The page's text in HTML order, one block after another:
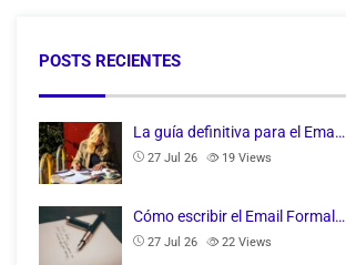
POSTS RECIENTES
La guía definitiva para el Ema…
27 Jul 26 19 Views
Cómo escribir el Email Formal…
27 Jul 26 22 Views